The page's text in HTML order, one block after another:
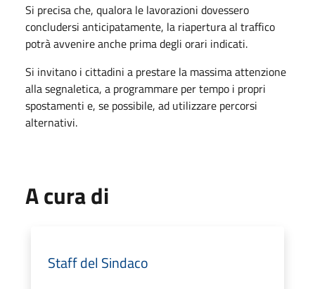
Si precisa che, qualora le lavorazioni dovessero
concludersi anticipatamente, la riapertura al traffico
potrà avvenire anche prima degli orari indicati.
Si invitano i cittadini a prestare la massima attenzione
alla segnaletica, a programmare per tempo i propri
spostamenti e, se possibile, ad utilizzare percorsi
alternativi.
A cura di
Staff del Sindaco